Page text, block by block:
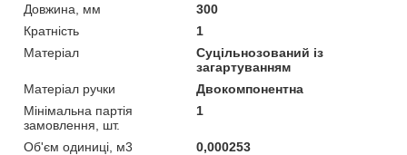
Довжина, мм
300
Кратність
1
Матеріал
Суцільнозований із
загартуванням
Матеріал ручки
Двокомпонентна
Мінімальна партія
замовлення, шт.
1
Об'єм одиниці, м3
0,000253